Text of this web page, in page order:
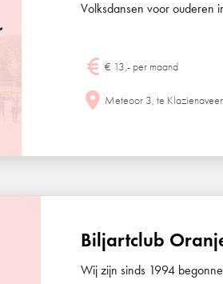
Volksdansen voor ouderen
€ 13,- per maand
Meteoor 3, te
Biljartclub
Wij zijn sinds 1994